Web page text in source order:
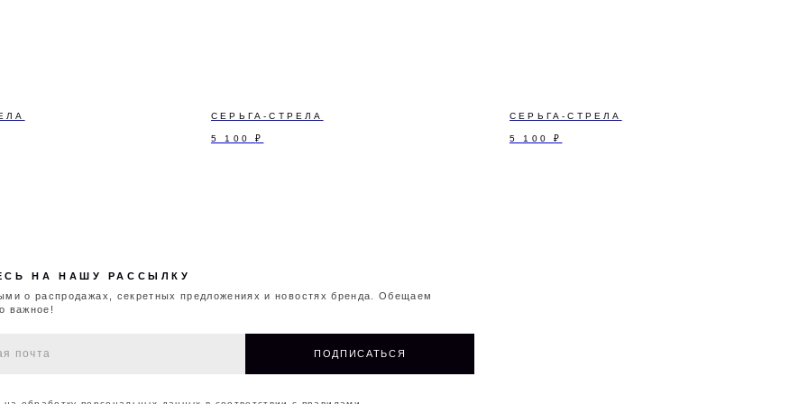
СЕРЬГА-СТРЕЛА
5 100 ₽
СЕРЬГА-СТРЕЛА
5 100 ₽
информации о поступлении новых изделий, скидках и распродажах